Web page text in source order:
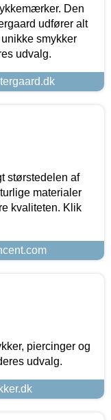
Den
udfører alt
smykker
udvalg.
størstedelen af
materialer
kvaliteten. Klik
piercinger og
udvalg.